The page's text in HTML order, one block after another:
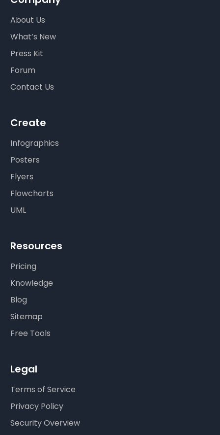
About Us
What’s New
Press Kit
Forum
Contact Us
Create
Infographics
Posters
Flyers
Flowcharts
UML
Resources
Pricing
Knowledge
Blog
Sitemap
Free Tools
Legal
Terms of Service
Privacy Policy
Security Overview